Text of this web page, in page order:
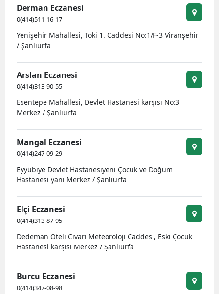
Nevşehir
Rize
Sinop
Sivas
Tokat
Derman Eczanesi
0(414)511-16-17
Yenişehir Mahallesi, Toki 1. Caddesi No:1/F-3 Viranşehir
/ Şanlıurfa
Arslan Eczanesi
0(414)313-90-55
Esentepe Mahallesi, Devlet Hastanesi karşısı No:3
Merkez / Şanlıurfa
Mangal Eczanesi
0(414)247-09-29
Eyyübiye Devlet Hastanesiyeni Çocuk ve Doğum
Hastanesi yanı Merkez / Şanlıurfa
Elçi Eczanesi
0(414)313-87-95
Dedeman Oteli Civarı Meteoroloji Caddesi, Eski Çocuk
Hastanesi karşısı Merkez / Şanlıurfa
Burcu Eczanesi
0(414)347-08-98